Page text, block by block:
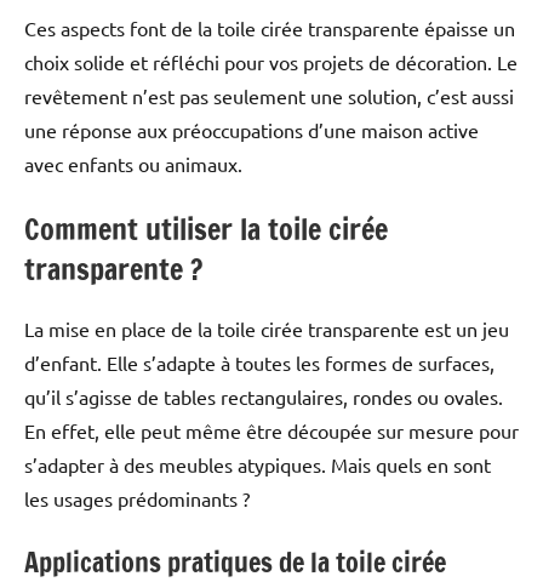
Ces aspects font de la toile cirée transparente épaisse un
choix solide et réfléchi pour vos projets de décoration. Le
revêtement n’est pas seulement une solution, c’est aussi
une réponse aux préoccupations d’une maison active
avec enfants ou animaux.
Comment utiliser la toile cirée
transparente ?
La mise en place de la toile cirée transparente est un jeu
d’enfant. Elle s’adapte à toutes les formes de surfaces,
qu’il s’agisse de tables rectangulaires, rondes ou ovales.
En effet, elle peut même être découpée sur mesure pour
s’adapter à des meubles atypiques. Mais quels en sont
les usages prédominants ?
Applications pratiques de la toile cirée